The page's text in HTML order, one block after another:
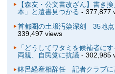
【森友・公文書改ざん】書き
本」と遺書見つかる - 377,877
首都圏の土壌汚染深刻 35地
339,497 views
「どうしてワタミを候補者に
両親、自民党に抗議 - 302,985
鉢呂経産相辞任 記者クラブに